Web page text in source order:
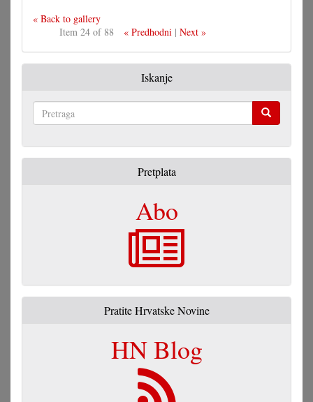
« Back to gallery
Item 24 of 88
« Predhodni| Next »
Iskanje
Pretplata
Abo
Pratite Hrvatske Novine
HN Blog